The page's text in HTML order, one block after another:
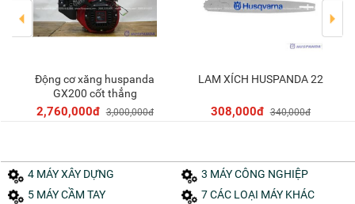
Thêm vào giỏ
Động cơ xăng huspanda
GX200 cốt thẳng
2,760,000đ 3,000,000đ
Thêm vào giỏ
LAM XÍCH HUSPANDA 22
308,000đ 340,000đ
4 MÁY XÂY DỰNG
3 MÁY CÔNG NGHIỆP
5 MÁY CẦM TAY
7 CÁC LOẠI MÁY KHÁC